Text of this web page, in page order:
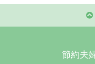
節約夫